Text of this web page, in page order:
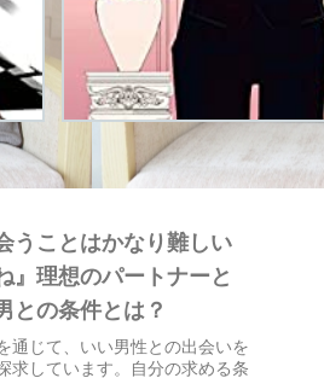
うことはかなり難しい
』理想のパートナーと
との条件とは？
通じて、いい男性との出会いを
求しています。自分の求める条